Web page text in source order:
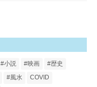
#小説 #映画
#歴史
#風水
COVID